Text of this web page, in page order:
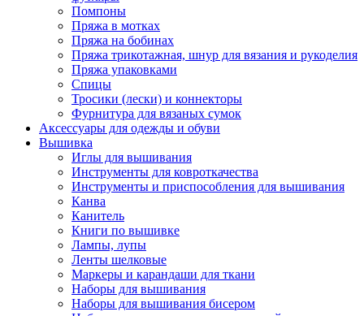
Помпоны
Пряжа в мотках
Пряжа на бобинах
Пряжа трикотажная, шнур для вязания и рукоделия
Пряжа упаковками
Спицы
Тросики (лески) и коннекторы
Фурнитура для вязаных сумок
Аксессуары для одежды и обуви
Вышивка
Иглы для вышивания
Инструменты для ковроткачества
Инструменты и приспособления для вышивания
Канва
Канитель
Книги по вышивке
Лампы, лупы
Ленты шелковые
Маркеры и карандаши для ткани
Наборы для вышивания
Наборы для вышивания бисером